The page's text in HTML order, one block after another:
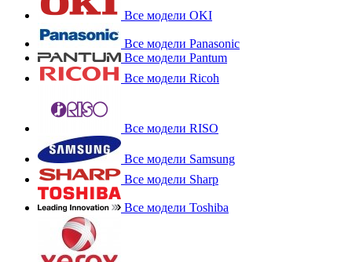
Все модели OKI
Все модели Panasonic
Все модели Pantum
Все модели Ricoh
Все модели RISO
Все модели Samsung
Все модели Sharp
Все модели Toshiba